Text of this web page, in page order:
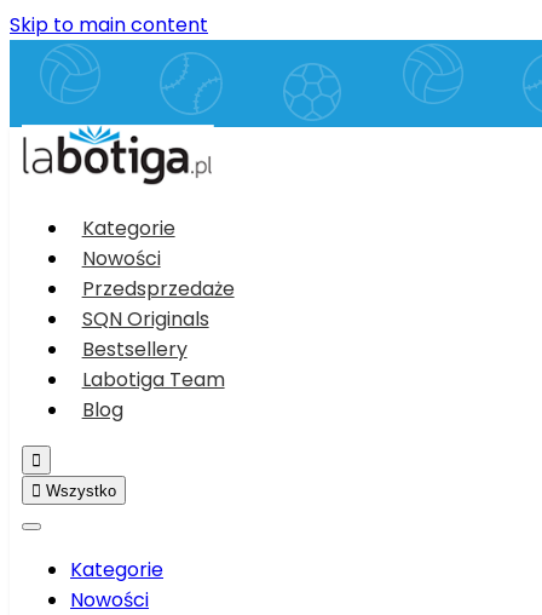
Skip to main content
Kategorie
Nowości
Przedsprzedaże
SQN Originals
Bestsellery
Labotiga Team
Blog

 Wszystko
Kategorie
Nowości